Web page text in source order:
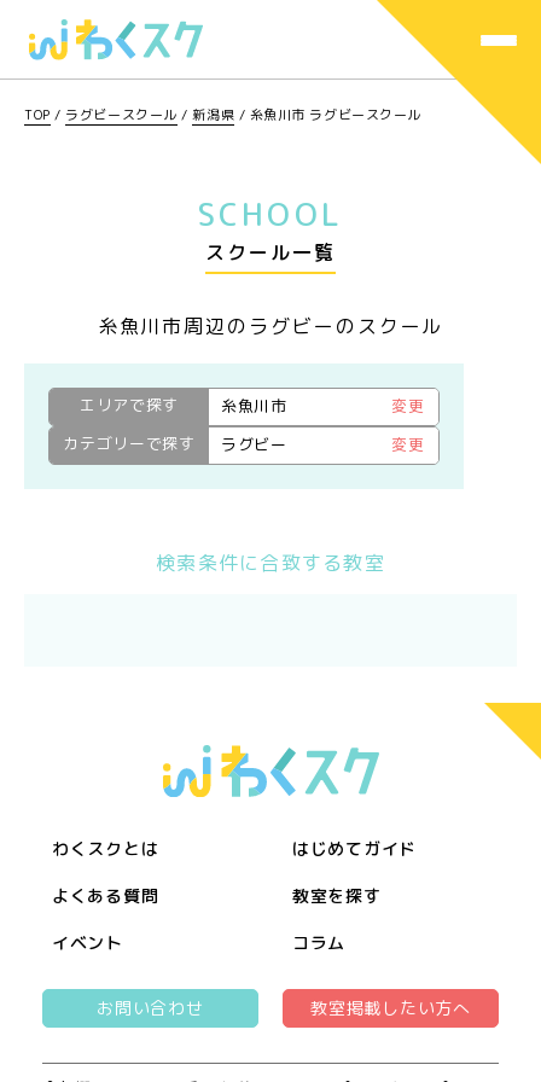
TOP / ラグビースクール /新潟県 / 糸魚川市 ラグビースクール
SCHOOL
スクール一覧
糸魚川市周辺のラグビーのスクール
エリアで探す 糸魚川市
変更
カテゴリーで探す
ラグビー 変更
検索条件に合致する教室
わくスクとは はじめてガイド
よくある質問 教室を探す
イベント コラム
お問い合わせ 教室掲載したい方へ